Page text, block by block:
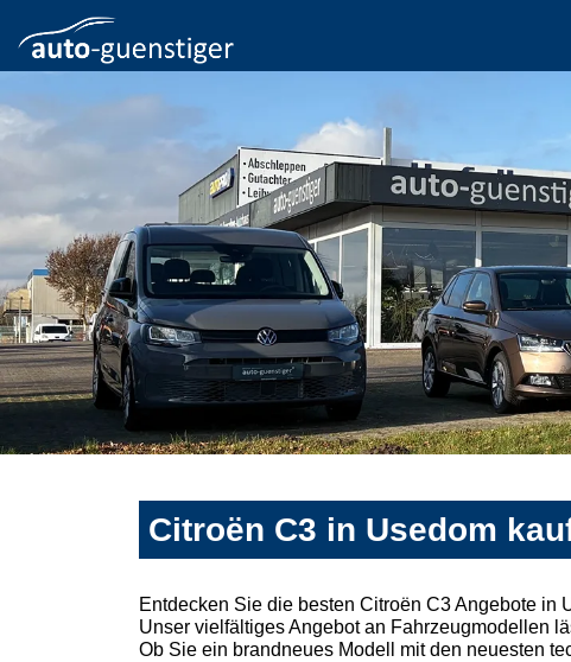
Citroën C3 in Usedom
Entdecken Sie die besten Citroën C3 Angebote in
Unser vielfältiges Angebot an Fahrzeugmodellen
Ob Sie ein brandneues Modell mit den neuesten